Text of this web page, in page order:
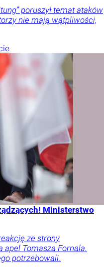
poruszył temat ataków
nie mają wątpliwości,
Ministerstwo
ze strony
apel Tomasza Fornala.
potrzebowali.